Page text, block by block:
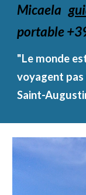
Micaela
portable
"Le monde
voyagent pas
Saint-